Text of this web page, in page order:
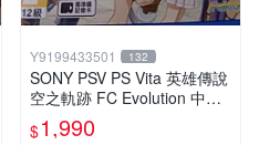
Y9199433501 132
SONY PSV PS Vita 英雄傳說
空之軌跡 FC Evolution 中文
版
$1,990